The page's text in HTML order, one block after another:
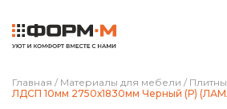
Главная / Материалы для мебели /
ЛДСП 10мм 2750х1830мм Черный (Р)